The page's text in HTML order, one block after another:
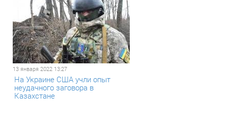
13 января 2022 13:27
На Украине США учли опыт
неудачного заговора в
Казахстане